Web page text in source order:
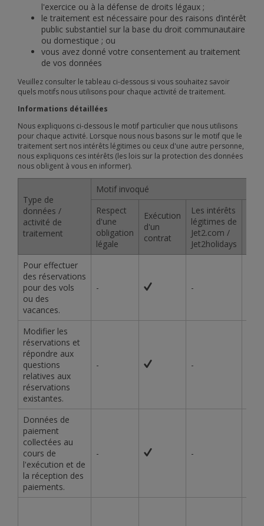
l'exercice ou à la défense de droits légaux ;
le traitement est nécessaire pour des raisons d’intérêt
public substantiel sur la base du droit communautaire
ou domestique ; ou
vous avez donné votre consentement au traitement
de vos données
Veuillez consulter le tableau ci-dessous si vous souhaitez savoir
quels motifs nous utilisons pour chaque activité de traitement.
Informations détaillées
Nous expliquons ci-dessous le motif particulier que nous utilisons
pour chaque activité. Lorsque nous nous basons sur le motif que le
traitement sert nos intérêts légitimes ou ceux d'une autre personne,
nous expliquons ces intérêts (les lois sur la protection des données
nous obligent à vous en informer).
Type de
données /
activité de
traitement
Motif invoqué
Respect
d'une
obligation
légale
Exécution
d'un
contrat
Les intérêts
légitimes de
Jet2.com /
Jet2holidays
Pour effectuer
des réservations
pour des vols
ou des
vacances.
- -
Modifier les
réservations et
répondre aux
questions
relatives aux
réservations
existantes.
- -
Données de
paiement
collectées au
cours de
l'exécution et de
la réception des
paiements.
- -